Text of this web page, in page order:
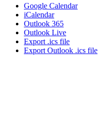
Google Calendar
iCalendar
Outlook 365
Outlook Live
Export .ics file
Export Outlook .ics file